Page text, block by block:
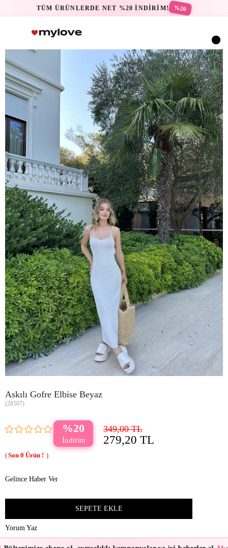
TÜM ÜRÜNLERDE NET %20 İNDİRİM! %20
Askılı Gofre Elbise Beyaz
(28507)
20 349,00 TL
279,20 TL
0
Gelince Haber Ver
Yorum Yaz